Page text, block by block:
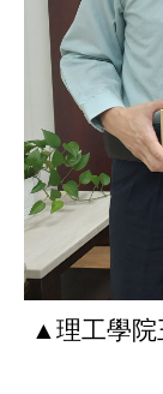
▲理工學院